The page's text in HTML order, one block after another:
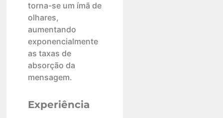
torna-se um ímã de
olhares,
aumentando
exponencialmente
as taxas de
absorção da
mensagem.
Experiência